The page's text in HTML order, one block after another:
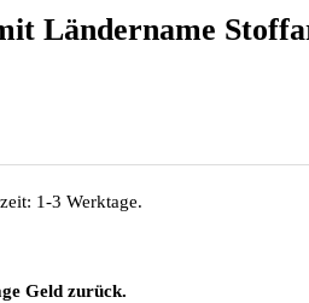
Ländername
1-3 Werktage.
Geld zurück.